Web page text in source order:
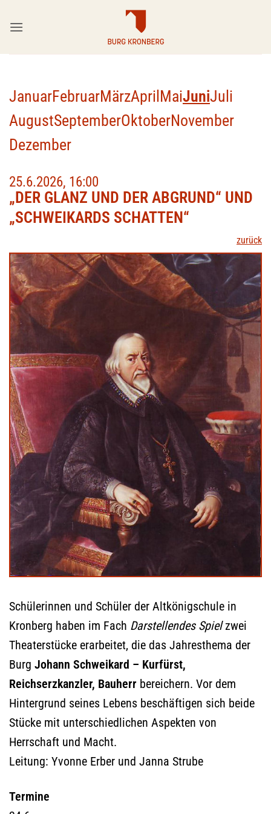
Inhalt
JanuarFebruarMärzApril MaiJuniJuli
AugustSeptemberOktoberNovember
Dezember
25.6.2026, 16:00
„DER GLANZ UND DER ABGRUND“ UND
„SCHWEIKARDS SCHATTEN“
zurück
Schülerinnen und Schüler der Altkönigschule in
Kronberg haben im Fach Darstellendes Spielzwei
Theaterstücke erarbeitet, die das Jahresthema der
Burg Johann Schweikard – Kurfürst,
Reichserzkanzler, Bauherr bereichern. Vor dem
Hintergrund seines Lebens beschäftigen sich beide
Stücke mit unterschiedlichen Aspekten von
Herrschaft und Macht.
Leitung: Yvonne Erber und Janna Strube
Termine